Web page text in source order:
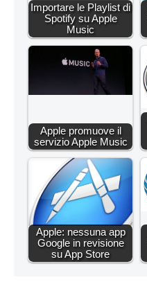
Importare le Playlist di
Spotify su Apple
Music
Apple promuove il
servizio Apple Music
Apple: nessuna app
Google in revisione
su App Store